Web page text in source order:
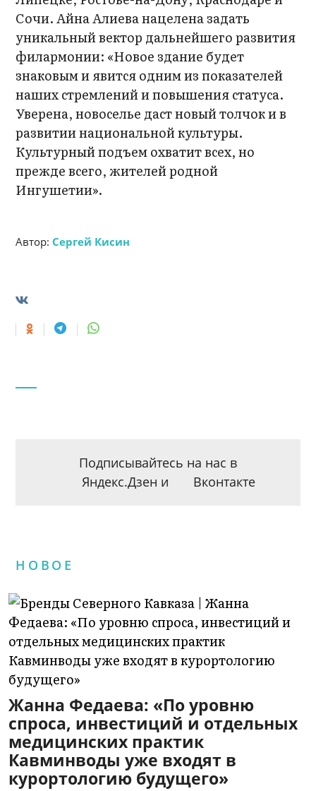
Сочи. Айна Алиева нацелена задать
уникальный вектор дальнейшего развития
филармонии: «Новое здание будет
знаковым и явится одним из показателей
наших стремлений и повышения статуса.
Уверена, новоселье даст новый толчок и в
развитии национальной культуры.
Культурный подъем охватит всех, но
прежде всего, жителей родной
Ингушетии».
Автор: Сергей Кисин
Подписывайтесь на нас в
Яндекс.Дзен и Вконтакте
НОВОЕ
Жанна Федаева: «По уровню
спроса, инвестиций и отдельных
медицинских практик
Кавминводы уже входят в
курортологию будущего»